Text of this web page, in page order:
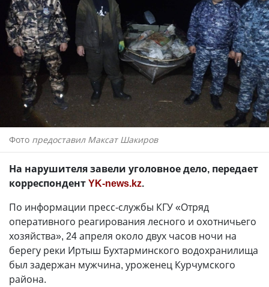
Фото предоставил Максат Шакиров
На нарушителя завели уголовное дело, передает
корреспондентYK-news.kz.
По информации пресс-службы КГУ «Отряд
оперативного реагирования лесного и охотничьего
хозяйства», 24 апреля около двух часов ночи на
берегу реки Иртыш Бухтарминского водохранилища
был задержан мужчина, уроженец Курчумского
района.